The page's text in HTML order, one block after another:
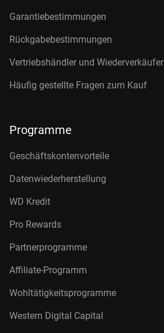
Garantiebestimmungen
Rückgabebestimmungen
Vertriebshändler und Wiederverkäufer
Häufig gestellte Fragen zum Kauf
Programme
Geschäftskontenvorteile
Datenwiederherstellung
WD Kredit
Pro Rewards
Partnerprogramme
Affiliate-Programm
Wohltätigkeitsprogramme
Western Digital Capital